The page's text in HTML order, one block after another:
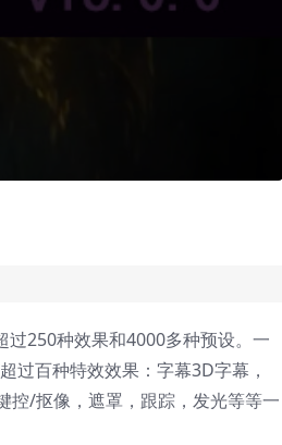
250种效果和4000多种预设。一
过百种特效效果：字幕3D字幕，
控/抠像，遮罩，跟踪，发光等等一